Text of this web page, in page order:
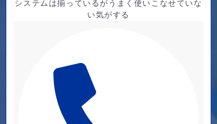
システムは揃っているがうまく使いこなせていな
い気がする